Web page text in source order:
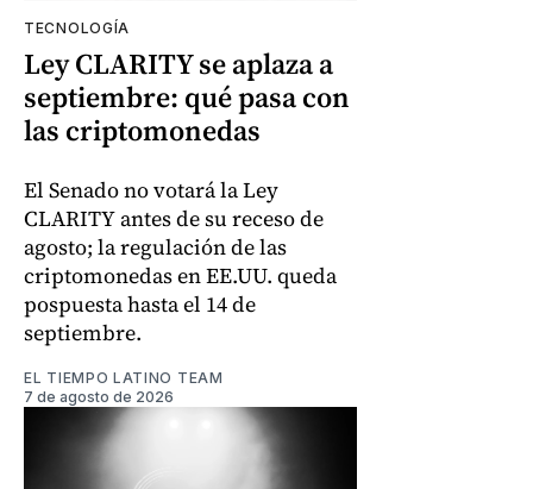
TECNOLOGÍA
Ley CLARITY se aplaza a
septiembre: qué pasa con
las criptomonedas
El Senado no votará la Ley
CLARITY antes de su receso de
agosto; la regulación de las
criptomonedas en EE.UU. queda
pospuesta hasta el 14 de
septiembre.
EL TIEMPO LATINO TEAM
7 de agosto de 2026